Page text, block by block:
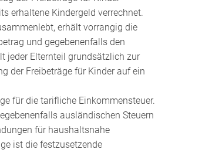
erhaltene Kindergeld verrechnet.
erhält vorrangig die
und gegebenenfalls den
jeder Elternteil grundsätzlich zur
der Freibeträge für Kinder auf ein
für die tarifliche Einkommensteuer.
ausländischen Steuern
für haushaltsnahe
ist die festzusetzende